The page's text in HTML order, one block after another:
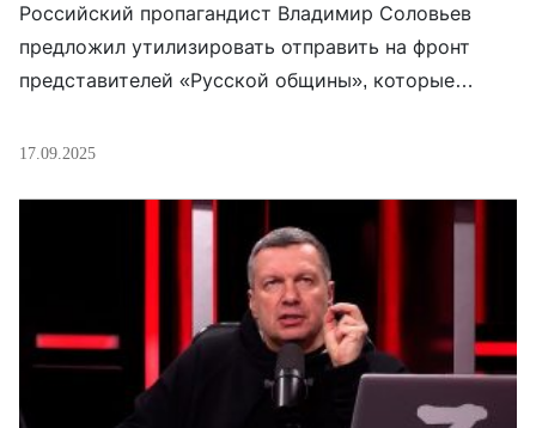
Российский пропагандист Владимир Соловьев
предложил утилизировать отправить на фронт
представителей «Русской общины», которые
Москве и Санкт-Петербурге. «Когда смотрю,
община» – молодцы, вопроса нет. Но тогда
давайте полностью соответствовать. То есть
молодцы, прошли крёстный ход замечательно,
прям уважение. Ребята, те, которые могут – сразу
[…]
17.09.2025